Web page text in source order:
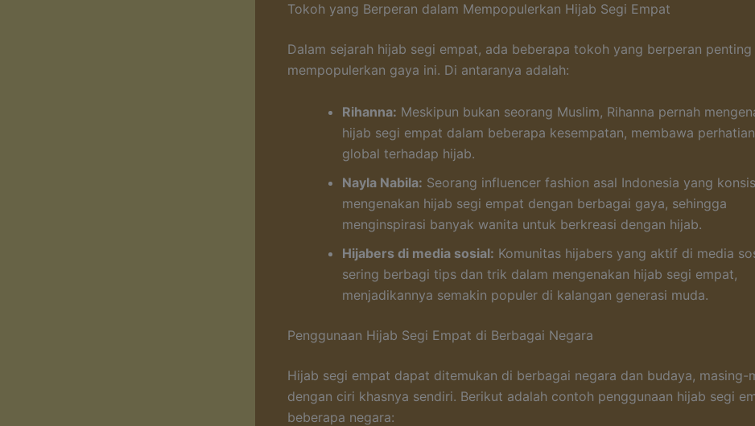
Tokoh yang Berperan dalam Mempopulerkan Hijab Segi Empat
Dalam sejarah hijab segi empat, ada beberapa tokoh yang berperan penting
mempopulerkan gaya ini. Di antaranya adalah:
Rihanna: Meskipun bukan seorang Muslim, Rihanna pernah
hijab segi empat dalam beberapa kesempatan, membawa perhatian
global terhadap hijab.
Nayla Nabila: Seorang influencer fashion asal Indonesia yang
mengenakan hijab segi empat dengan berbagai gaya, sehingga
menginspirasi banyak wanita untuk berkreasi dengan hijab.
Hijabers di media sosial: Komunitas hijabers yang aktif di media
sering berbagi tips dan trik dalam mengenakan hijab segi empat,
menjadikannya semakin populer di kalangan generasi muda.
Penggunaan Hijab Segi Empat di Berbagai Negara
Hijab segi empat dapat ditemukan di berbagai negara dan budaya, masing-
dengan ciri khasnya sendiri. Berikut adalah contoh penggunaan hijab segi
beberapa negara: